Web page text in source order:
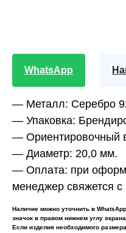
WhatsApp
— Металл: Серебро
— Упаковка:
— Ориентировочный
— Диаметр: 20,0 мм.
— Оплата: при
менеджер свяжется
Наличие можно уточнить в
значок в правом нижнем углу экрана
Если изделия необходимого